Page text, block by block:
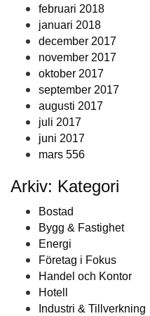
februari 2018
januari 2018
december 2017
november 2017
oktober 2017
september 2017
augusti 2017
juli 2017
juni 2017
mars 556
Arkiv: Kategori
Bostad
Bygg & Fastighet
Energi
Företag i Fokus
Handel och Kontor
Hotell
Industri & Tillverkning